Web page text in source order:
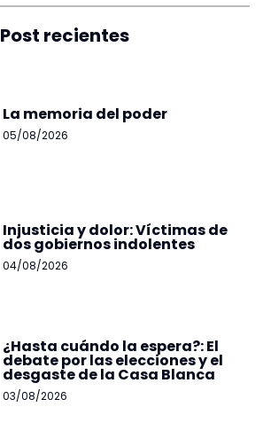
Post recientes
La memoria del poder
05/08/2026
Injusticia y dolor: Víctimas de
dos gobiernos indolentes
04/08/2026
¿Hasta cuándo la espera?: El
debate por las elecciones y el
desgaste de la Casa Blanca
03/08/2026